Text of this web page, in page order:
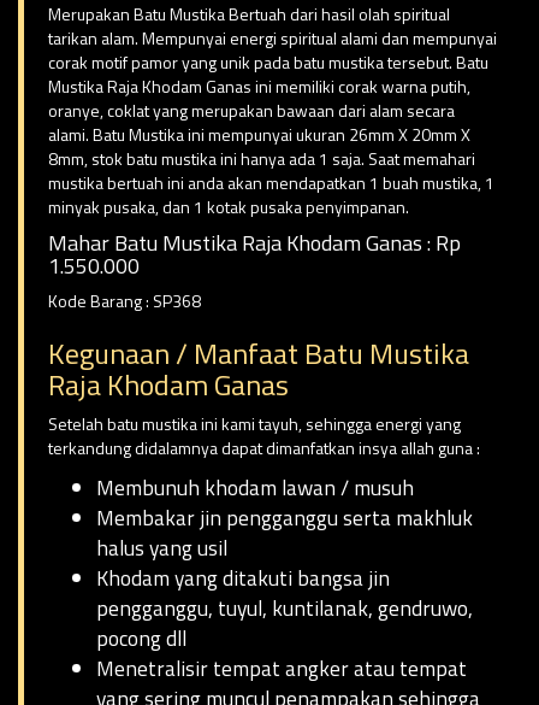
Merupakan Batu Mustika Bertuah dari hasil olah spiritual
tarikan alam. Mempunyai energi spiritual alami dan mempunyai
corak motif pamor yang unik pada batu mustika tersebut. Batu
Mustika Raja Khodam Ganas ini memiliki corak warna putih,
oranye, coklat yang merupakan bawaan dari alam secara
alami. Batu Mustika ini mempunyai ukuran 26mm X 20mm X
8mm, stok batu mustika ini hanya ada 1 saja. Saat memahari
mustika bertuah ini anda akan mendapatkan 1 buah mustika, 1
minyak pusaka, dan 1 kotak pusaka penyimpanan.
Mahar Batu Mustika Raja Khodam Ganas : Rp
1.550.000
Kode Barang : SP368
Kegunaan / Manfaat Batu Mustika
Raja Khodam Ganas
Setelah batu mustika ini kami tayuh, sehingga energi yang
terkandung didalamnya dapat dimanfatkan insya allah guna :
Membunuh khodam lawan / musuh
Membakar jin pengganggu serta makhluk
halus yang usil
Khodam yang ditakuti bangsa jin
pengganggu, tuyul, kuntilanak, gendruwo,
pocong dll
Menetralisir tempat angker atau tempat
yang sering muncul penampakan sehingga